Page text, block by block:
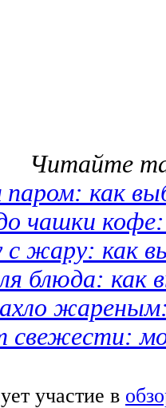
Читайте
паром: как
чашки
с жару: как
блюда: как
свежести:
участие в